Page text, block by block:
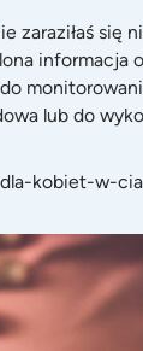
się
informacja
lub do
kobiet-w-